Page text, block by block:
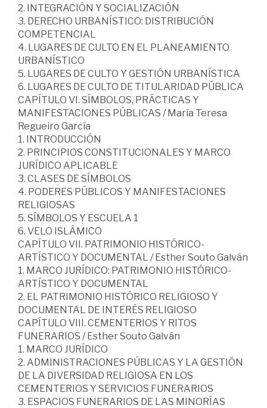
2. INTEGRACIÓN Y SOCIALIZACIÓN
3. DERECHO URBANÍSTICO: DISTRIBUCIÓN
COMPETENCIAL
4. LUGARES DE CULTO EN EL PLANEAMIENTO
URBANÍSTICO
5. LUGARES DE CULTO Y GESTIÓN URBANÍSTICA
6. LUGARES DE CULTO DE TITULARIDAD PÚBLICA
CAPÍTULO VI. SÍMBOLOS, PRÁCTICAS Y
MANIFESTACIONES PÚBLICAS / María Teresa
Regueiro García
1. INTRODUCCIÓN
2. PRINCIPIOS CONSTITUCIONALES Y MARCO
JURÍDICO APLICABLE
3. CLASES DE SÍMBOLOS
4. PODERES PÚBLICOS Y MANIFESTACIONES
RELIGIOSAS
5. SÍMBOLOS Y ESCUELA 1
6. VELO ISLÁMICO
CAPÍTULO VII. PATRIMONIO HISTÓRICO-
ARTÍSTICO Y DOCUMENTAL / Esther Souto Galván
1. MARCO JURÍDICO: PATRIMONIO HISTÓRICO-
ARTÍSTICO Y DOCUMENTAL
2. EL PATRIMONIO HISTÓRICO RELIGIOSO Y
DOCUMENTAL DE INTERÉS RELIGIOSO
CAPÍTULO VIII. CEMENTERIOS Y RITOS
FUNERARIOS / Esther Souto Galván
1. MARCO JURÍDICO
2. ADMINISTRACIONES PÚBLICAS Y LA GESTIÓN
DE LA DIVERSIDAD RELIGIOSA EN LOS
CEMENTERIOS Y SERVICIOS FUNERARIOS
3. ESPACIOS FUNERARIOS DE LAS MINORÍAS